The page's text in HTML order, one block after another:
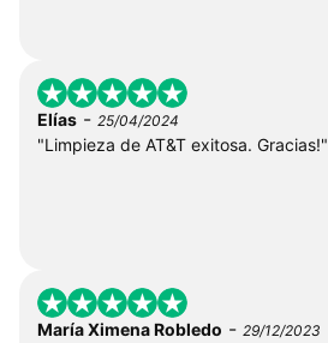
Elías - 25/04/2024
"Limpieza de AT&T exitosa. Gracias!"
María Ximena Robledo - 29/12/2023